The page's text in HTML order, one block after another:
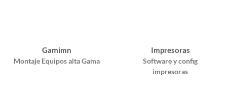
Gamimn
Montaje Equipos alta Gama
Impresoras
Software y config
impresoras